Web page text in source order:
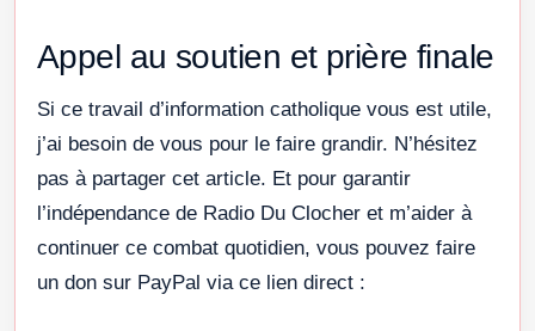
Appel au soutien et prière finale
Si ce travail d’information catholique vous est utile,
j’ai besoin de vous pour le faire grandir. N’hésitez
pas à partager cet article. Et pour garantir
l’indépendance de Radio Du Clocher et m’aider à
continuer ce combat quotidien, vous pouvez faire
un don sur PayPal via ce lien direct :